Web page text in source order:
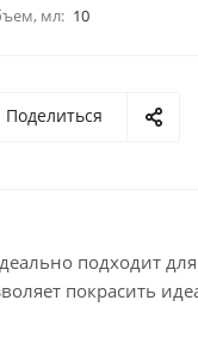
мл: 10
Поделиться
подходит для
покрасить